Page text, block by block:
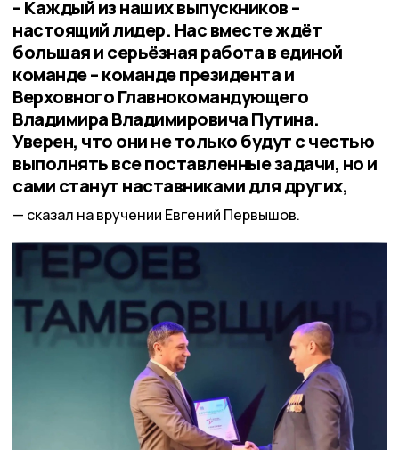
– Каждый из наших выпускников –
настоящий лидер. Нас вместе ждёт
большая и серьёзная работа в единой
команде – команде президента и
Верховного Главнокомандующего
Владимира Владимировича Путина.
Уверен, что они не только будут с честью
выполнять все поставленные задачи, но и
сами станут наставниками для других,
сказал на вручении Евгений Первышов.